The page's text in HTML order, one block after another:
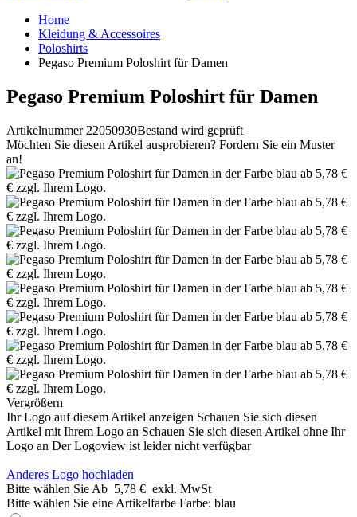
Home
Kleidung & Accessoires
Poloshirts
Pegaso Premium Poloshirt für Damen
Pegaso Premium Poloshirt für Damen
Artikelnummer 22050930Bestand wird geprüft
Möchten Sie diesen Artikel ausprobieren? Fordern Sie ein Muster
an!
Vergrößern
Ihr Logo auf diesem Artikel anzeigen Schauen Sie sich diesen
Artikel mit Ihrem Logo an Schauen Sie sich diesen Artikel ohne Ihr
Logo an Der Logoview ist leider nicht verfügbar
Anderes Logo hochladen
Bitte wählen Sie Ab 5,78 € exkl. MwSt
Bitte wählen Sie eine Artikelfarbe Farbe: blau